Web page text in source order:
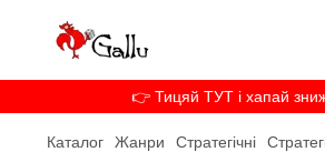
👉 Тицяй ТУТ і хапай
Каталог Жанри Стратегічні